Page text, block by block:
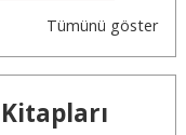
Tümünü göster